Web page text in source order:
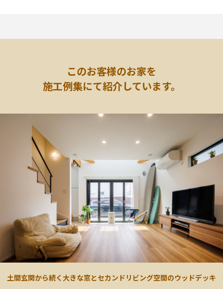
このお客様のお家を
施工例集にて紹介しています。
土間玄関から続く大きな窓とセカンドリビング空間のウッドデッキ